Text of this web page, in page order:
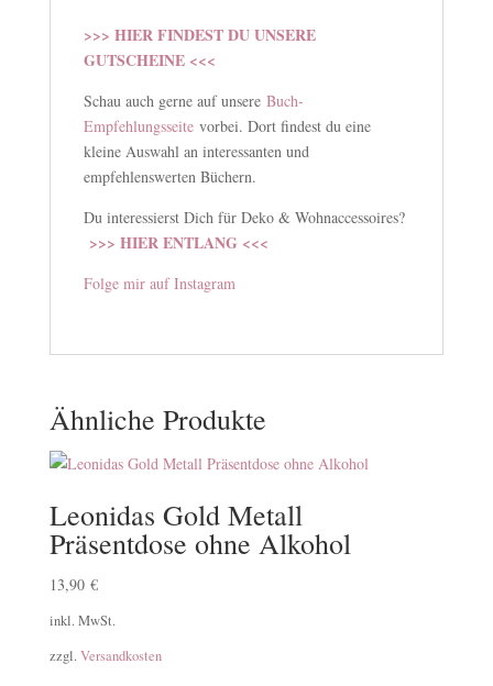
>>> HIER FINDEST DU UNSERE
GUTSCHEINE <<<
Schau auch gerne auf unsere Buch-
Empfehlungsseitevorbei. Dort findest du eine
kleine Auswahl an interessanten und
empfehlenswerten Büchern.
Du interessierst Dich für Deko & Wohnaccessoires?
>>> HIER ENTLANG <<<
Folge mir auf Instagram
Ähnliche Produkte
Leonidas Gold Metall
Präsentdose ohne Alkohol
13,90 €
inkl. MwSt.
zzgl. Versandkosten